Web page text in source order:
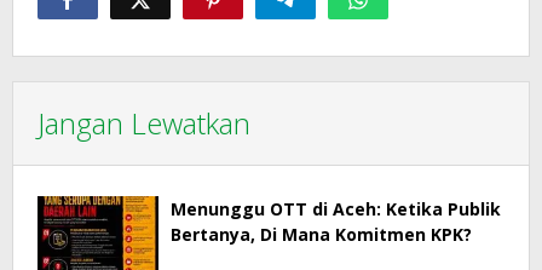
Jangan Lewatkan
Menunggu OTT di Aceh: Ketika Publik
Bertanya, Di Mana Komitmen KPK?